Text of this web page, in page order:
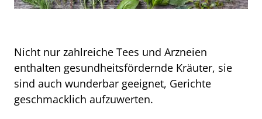
Nicht nur zahlreiche Tees und Arzneien
enthalten gesundheitsfördernde Kräuter, sie
sind auch wunderbar geeignet, Gerichte
geschmacklich aufzuwerten.